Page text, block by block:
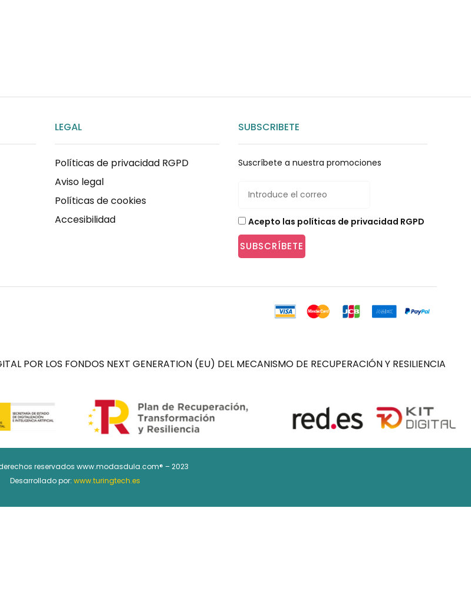
LEGAL
Políticas de privacidad RGPD
Aviso legal
Políticas de cookies
Accesibilidad
SUBSCRIBETE
Suscríbete a nuestra promociones
Acepto las políticas de privacidad RGPD
SUBSCRÍBETE
POR LOS FONDOS NEXT GENERATION (EU) DEL MECANISMO DE RECUPERACIÓN Y RESILIENCIA
reservados www.modasdula.com® – 2023
Desarrollado por: www.turingtech.es